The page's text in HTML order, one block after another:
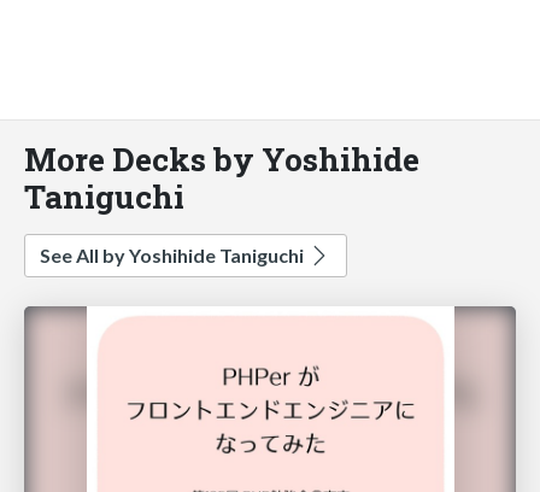
More Decks by Yoshihide
Taniguchi
See All by Yoshihide Taniguchi